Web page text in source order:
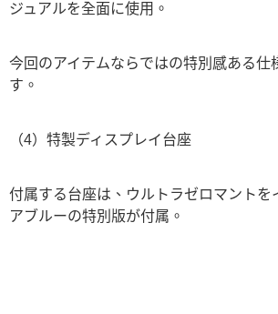
ジュアルを全面に使用。
今回のアイテムならではの特別感ある仕
す。
（4）特製ディスプレイ台座
付属する台座は、ウルトラゼロマントを
アブルーの特別版が付属。